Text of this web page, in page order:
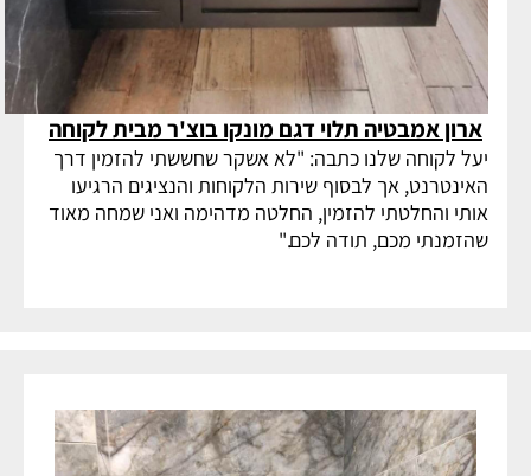
ארון אמבטיה תלוי דגם מונקו בוצ'ר מבית לקוחה
יעל לקוחה שלנו כתבה: "לא אשקר שחששתי להזמין דרך
האינטרנט, אך לבסוף שירות הלקוחות והנציגים הרגיעו
אותי והחלטתי להזמין, החלטה מדהימה ואני שמחה מאוד
שהזמנתי מכם, תודה לכם."